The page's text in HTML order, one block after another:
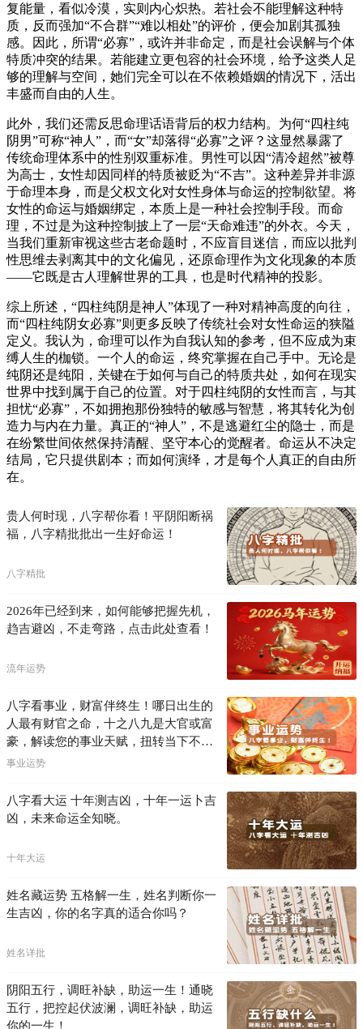
复能量，看似冷漠，实则内心炽热。若社会不能理解这种特
质，反而强加“不合群”“难以相处”的评价，便会加剧其孤独
感。因此，所谓“必寡”，或许并非命定，而是社会误解与个体
特质冲突的结果。若能建立更包容的社会环境，给予这类人足
够的理解与空间，她们完全可以在不依赖婚姻的情况下，活出
丰盛而自由的人生。
此外，我们还需反思命理话语背后的权力结构。为何“四柱纯
阴男”可称“神人”，而“女”却落得“必寡”之评？这显然暴露了
传统命理体系中的性别双重标准。男性可以因“清冷超然”被尊
为高士，女性却因同样的特质被贬为“不吉”。这种差异并非源
于命理本身，而是父权文化对女性身体与命运的控制欲望。将
女性的命运与婚姻绑定，本质上是一种社会控制手段。而命
理，不过是为这种控制披上了一层“天命难违”的外衣。今天，
当我们重新审视这些古老命题时，不应盲目迷信，而应以批判
性思维去剥离其中的文化偏见，还原命理作为文化现象的本质
——它既是古人理解世界的工具，也是时代精神的投影。
综上所述，“四柱纯阴是神人”体现了一种对精神高度的向往，
而“四柱纯阴女必寡”则更多反映了传统社会对女性命运的狭隘
定义。我认为，命理可以作为自我认知的参考，但不应成为束
缚人生的枷锁。一个人的命运，终究掌握在自己手中。无论是
纯阴还是纯阳，关键在于如何与自己的特质共处，如何在现实
世界中找到属于自己的位置。对于四柱纯阴的女性而言，与其
担忧“必寡”，不如拥抱那份独特的敏感与智慧，将其转化为创
造力与内在力量。真正的“神人”，不是逃避红尘的隐士，而是
在纷繁世间依然保持清醒、坚守本心的觉醒者。命运从不决定
结局，它只提供剧本；而如何演绎，才是每个人真正的自由所
在。
贵人何时现，八字帮你看！平阴阳断祸
福，八字精批批出一生好命运！
八字精批
2026年已经到来，如何能够把握先机，
趋吉避凶，不走弯路，点击此处查看！
流年运势
八字看事业，财富伴终生！哪日出生的
人最有财官之命，十之八九是大官或富
豪，解读您的事业天赋，扭转当下不利
困局！！
事业运势
八字看大运 十年测吉凶，十年一运卜吉
凶，未来命运全知晓。
十年大运
姓名藏运势 五格解一生，姓名判断你一
生吉凶，你的名字真的适合你吗？
姓名详批
阴阳五行，调旺补缺，助运一生！通晓
五行，把控起伏波澜，调旺补缺，助运
你的一生！